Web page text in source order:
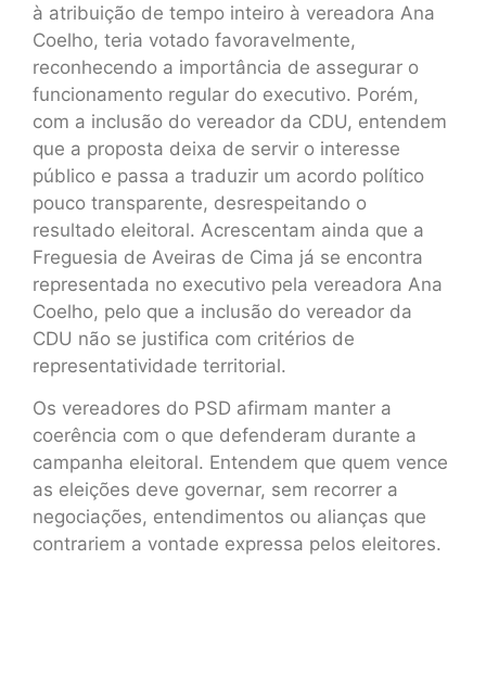
à atribuição de tempo inteiro à vereadora Ana
Coelho, teria votado favoravelmente,
reconhecendo a importância de assegurar o
funcionamento regular do executivo. Porém,
com a inclusão do vereador da CDU, entendem
que a proposta deixa de servir o interesse
público e passa a traduzir um acordo político
pouco transparente, desrespeitando o
resultado eleitoral. Acrescentam ainda que a
Freguesia de Aveiras de Cima já se encontra
representada no executivo pela vereadora Ana
Coelho, pelo que a inclusão do vereador da
CDU não se justifica com critérios de
representatividade territorial.
Os vereadores do PSD afirmam manter a
coerência com o que defenderam durante a
campanha eleitoral. Entendem que quem vence
as eleições deve governar, sem recorrer a
negociações, entendimentos ou alianças que
contrariem a vontade expressa pelos eleitores.